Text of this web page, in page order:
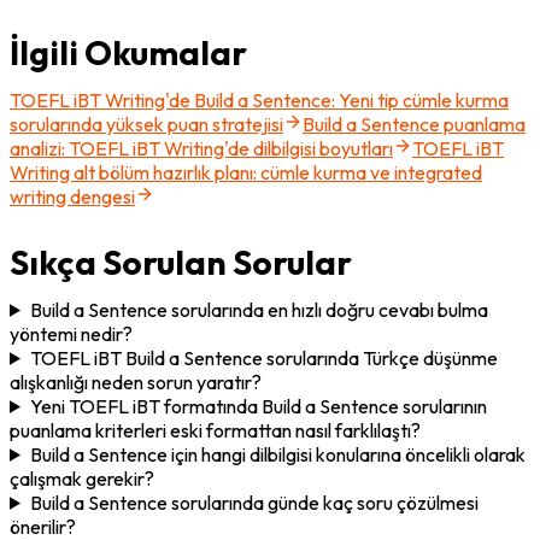
İlgili Okumalar
TOEFL iBT Writing'de Build a Sentence: Yeni tip cümle kurma
sorularında yüksek puan stratejisi
Build a Sentence puanlama
analizi: TOEFL iBT Writing'de dilbilgisi boyutları
TOEFL iBT
Writing alt bölüm hazırlık planı: cümle kurma ve integrated
writing dengesi
Sıkça Sorulan Sorular
Build a Sentence sorularında en hızlı doğru cevabı bulma
yöntemi nedir?
TOEFL iBT Build a Sentence sorularında Türkçe düşünme
alışkanlığı neden sorun yaratır?
Yeni TOEFL iBT formatında Build a Sentence sorularının
puanlama kriterleri eski formattan nasıl farklılaştı?
Build a Sentence için hangi dilbilgisi konularına öncelikli olarak
çalışmak gerekir?
Build a Sentence sorularında günde kaç soru çözülmesi
önerilir?